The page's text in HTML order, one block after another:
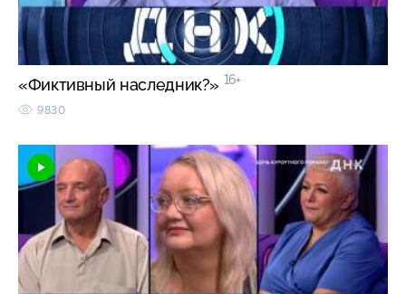
«Фиктивный наследник?» 16+
9830